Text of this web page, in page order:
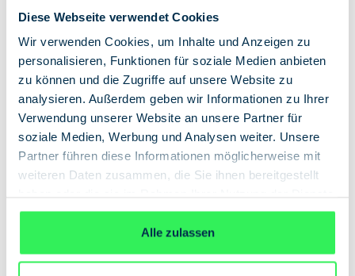
Diese Webseite verwendet Cookies
Wir verwenden Cookies, um Inhalte und Anzeigen zu
personalisieren, Funktionen für soziale Medien anbieten
zu können und die Zugriffe auf unsere Website zu
analysieren. Außerdem geben wir Informationen zu Ihrer
Verwendung unserer Website an unsere Partner für
soziale Medien, Werbung und Analysen weiter. Unsere
Partner führen diese Informationen möglicherweise mit
weiteren Daten zusammen, die Sie ihnen bereitgestellt
gesammelt haben.Datenschutzerklärung
Alle zulassen
DIN A1-Poster (60 x 90 cm)
In den Warenkorb
Beschreibung
Holen Sie sich Ihre Lieblingsspione an die
Zimmerwand. Mit den ikonenhaften Filmplakaten